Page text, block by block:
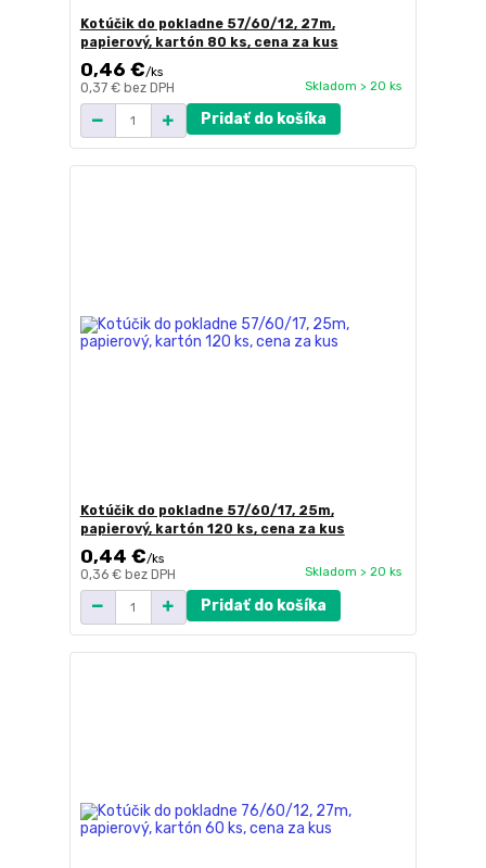
Kotúčik do pokladne 57/60/12, 27m,
papierový, kartón 80 ks, cena za kus
0,46 €/ks
0,37 € bez DPH Skladom > 20 ks
Pridať do košíka
Kotúčik do pokladne 57/60/17, 25m,
papierový, kartón 120 ks, cena za kus
0,44 €/ks
0,36 € bez DPH Skladom > 20 ks
Pridať do košíka